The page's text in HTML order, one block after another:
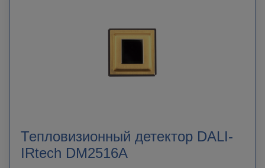
Тепловизионный детектор DALI-
IRtech DM2516A